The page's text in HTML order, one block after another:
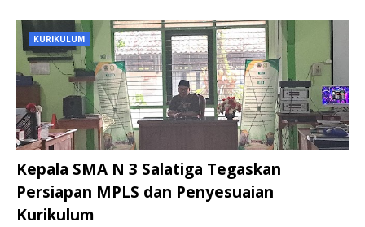
KURIKULUM
Kepala SMA N 3 Salatiga Tegaskan
Persiapan MPLS dan Penyesuaian
Kurikulum